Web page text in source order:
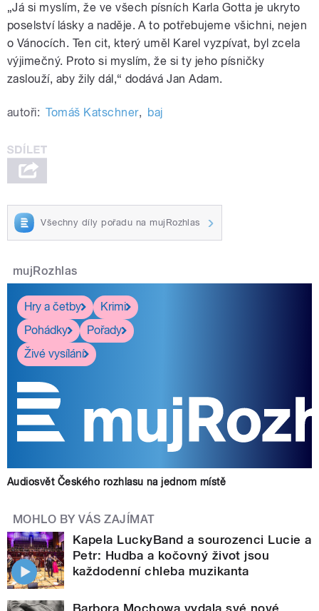
„Já si myslím, že ve všech písních Karla Gotta je ukryto
poselství lásky a naděje. A to potřebujeme všichni, nejen
o Vánocích. Ten cit, který uměl Karel vyzpívat, byl zcela
výjimečný. Proto si myslím, že si ty jeho písničky
zaslouží, aby žily dál,“ dodává Jan Adam.
autoři: Tomáš Katschner, baj
Všechny díly pořadu na mujRozhlas
mujRozhlas
Hry a četby
Krimi
Pohádky
Pořady
Živé vysílání
Audiosvět Českého rozhlasu na jednom místě
MOHLO BY VÁS ZAJÍMAT
Kapela LuckyBand a sourozenci Lucie a
Petr: Hudba a kočovný život jsou
každodenní chleba muzikanta
Barbora Mochowa vydala své nové